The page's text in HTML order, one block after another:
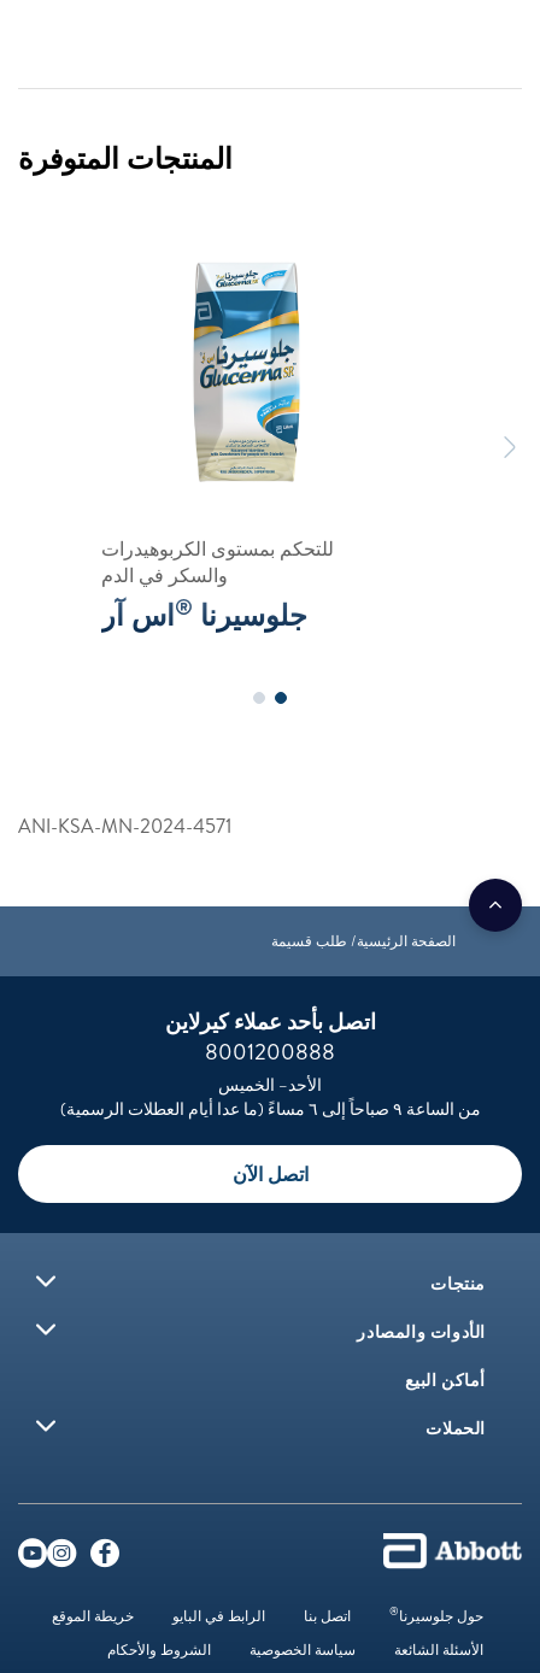
المنتجات المتوفرة
Previous
للتحكم بمستوى الكربوهيدرات
والسكر في الدم
جلوسيرنا ®اس آر
ANI-KSA-MN-2024-4571
الصفحة الرئيسية طلب قسيمة
اتصل بأحد عملاء كيرلاين
8001200888
الأحد– الخميس
من الساعة ٩ صباحاً إلى ٦ مساءً (ما عدا أيام العطلات الرسمية)
اتصل الآن
منتجات
الأدوات والمصادر
أماكن البيع
الحملات
حول جلوسيرنا® اتصل بنا الرابط في البايو
خريطة الموقع
الأسئلة الشائعة
سياسة الخصوصية
الشروط والأحكام